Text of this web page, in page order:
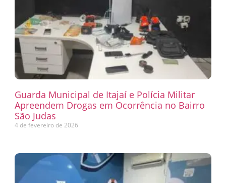
Guarda Municipal de Itajaí e Polícia Militar
Apreendem Drogas em Ocorrência no Bairro
São Judas
4 de fevereiro de 2026